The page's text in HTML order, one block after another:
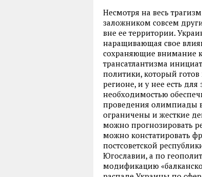
Несмотря на весь
заложником совсем
вне ее территории.
наращивающая свое
сохраняющие внимание
трансатлантизма
политики, который
регионе, и у нее есть для
необходимостью
проведения олимпиады
ограничены и жесткие
можно прогнозировать
можно констатировать
постсоветской
Югославии, а по
модификацию